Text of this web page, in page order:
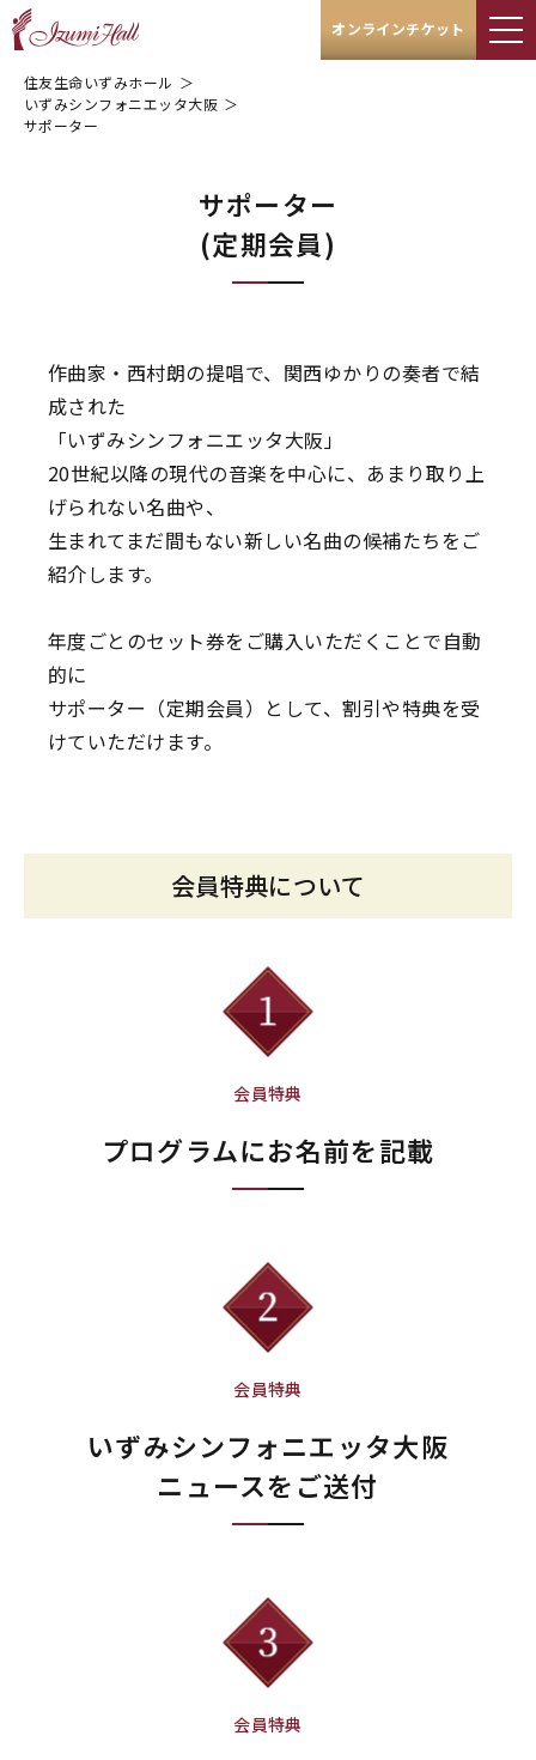
オンラインチケット
住友生命いずみホール ＞
いずみシンフォニエッタ大阪 ＞
サポーター
サポーター
(定期会員)
作曲家・西村朗の提唱で、関西ゆかりの奏者で結
成された
「いずみシンフォニエッタ大阪」
20世紀以降の現代の音楽を中心に、あまり取り上
げられない名曲や、
生まれてまだ間もない新しい名曲の候補たちをご
紹介します。
年度ごとのセット券をご購入いただくことで自動
的に
サポーター（定期会員）として、割引や特典を受
けていただけます。
会員特典について
会員特典
プログラムにお名前を記載
会員特典
いずみシンフォニエッタ大阪
ニュースをご送付
会員特典